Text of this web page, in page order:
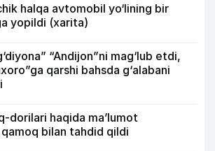
halqa avtomobil yo‘lining bir
yopildi (xarita)
“Andijon”ni mag‘lub etdi,
qarshi bahsda g‘alabani
dorilari haqida ma’lumot
bilan tahdid qildi